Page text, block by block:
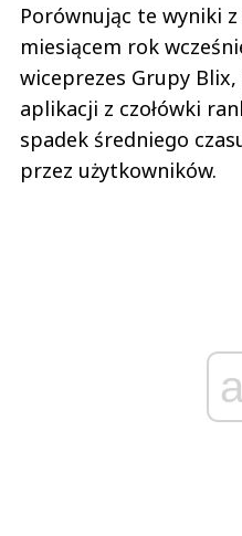
Porównując te wyniki
miesiącem rok
wiceprezes Grupy Blix,
aplikacji z czołówki
spadek średniego
przez użytkowników.